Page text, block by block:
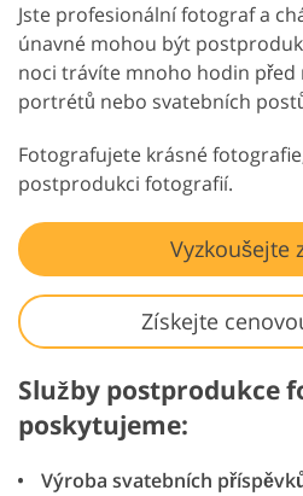
Jste profesionální fotograf a
únavné mohou být
noci trávíte mnoho hodin
portrétů nebo svatebních
Fotografujete krásné
postprodukci fotografií.
Vyzkoušejte
Získejte
Služby postprodukce
poskytujeme:
Výroba svatebních